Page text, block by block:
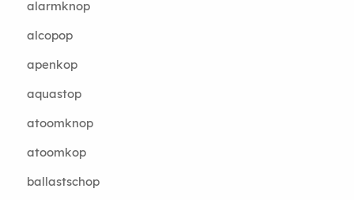
alarmknop
alcopop
apenkop
aquastop
atoomknop
atoomkop
ballastschop